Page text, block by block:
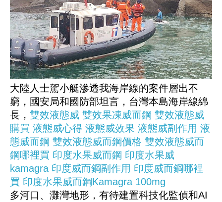
大陸人士駕小艇滲透我海岸線的案件層出不
窮，國安局和國防部坦言，台灣本島海岸線綿
長， 雙效液態威 雙效果凍威而鋼 雙效液態威
購買 液態威心得 液態威效果 液態威副作用 液
態威而鋼 雙效液態威而鋼價格 雙效液態威而
鋼哪裡買 印度水果威而鋼 印度水果威
kamagra 印度威而鋼副作用 印度威而鋼哪裡
買 印度水果威而鋼Kamagra 100mg
多河口、灘灣地形，有待建置科技化監偵和AI